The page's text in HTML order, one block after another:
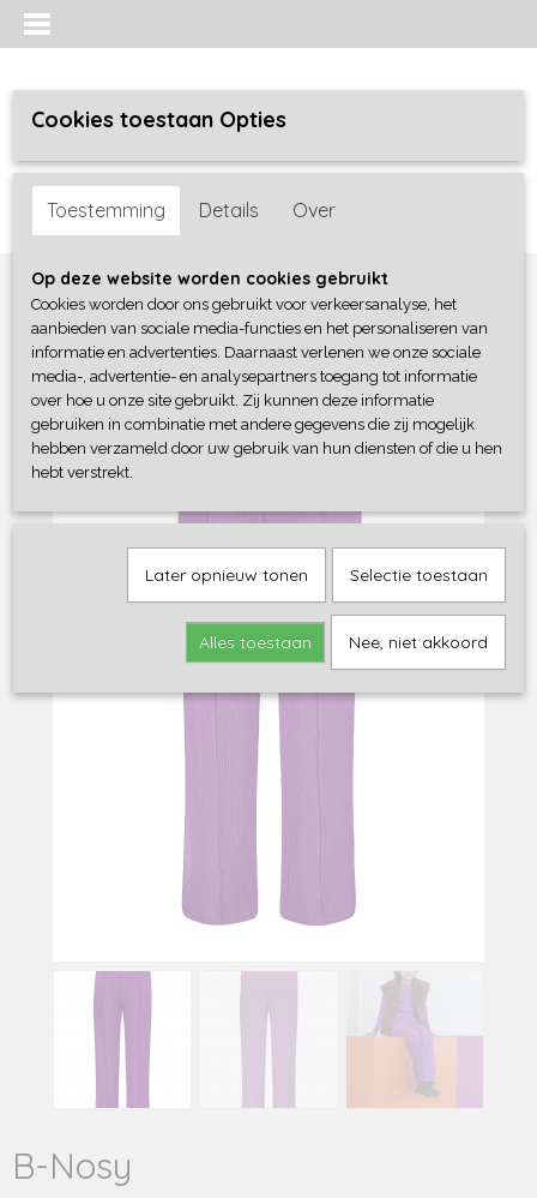
Inloggen Registreren
Home >Meisjes>broeken>B-Nosy
B-Nosy
Cookies toestaan Opties
Toestemming Details Over
Op deze website worden cookies gebruikt
Cookies worden door ons gebruikt voor verkeersanalyse, het
aanbieden van sociale media-functies en het personaliseren van
informatie en advertenties. Daarnaast verlenen we onze sociale
media-, advertentie- en analysepartners toegang tot informatie
over hoe u onze site gebruikt. Zij kunnen deze informatie
gebruiken in combinatie met andere gegevens die zij mogelijk
hebben verzameld door uw gebruik van hun diensten of die u hen
hebt verstrekt.
Later opnieuw tonen Selectie toestaan
Alles toestaan Nee, niet akkoord